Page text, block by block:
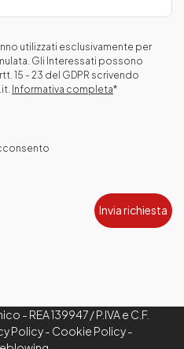
utilizzati esclusivamente per
Gli Interessati possono
15 - 23 del GDPR scrivendo
Informativa completa*
Invia richiesta
- REA 139947 / P.IVA e C.F.
Policy- Cookie Policy-